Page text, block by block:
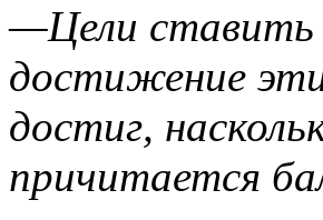
—Цели ставить
достижение
достиг,
причитается